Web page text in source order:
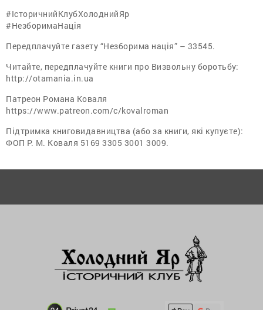
#ІсторичнийКлубХолоднийЯр
#НезборимаНація
Передплачуйте газету “Незборима нація” – 33545.
Читайте, передплачуйте книги про Визвольну боротьбу:
http://otamania.in.ua
Патреон Романа Коваля
https://www.patreon.com/c/kovalroman
Підтримка книговидавництва (або за книги, які купуєте):
ФОП Р. М. Коваля 5169 3305 3001 3009.